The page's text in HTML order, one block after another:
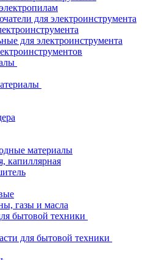
для электроинструмента
для электроинструмента
материалы
капиллярная
газы и масла
бытовой техники
для бытовой техники